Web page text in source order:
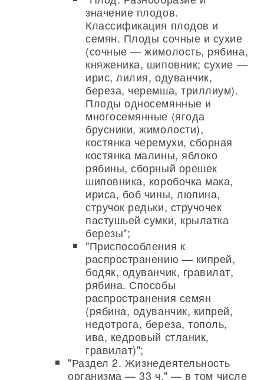
значение плодов.
Классификация плодов и
семян. Плоды сочные и сухие
(сочные — жимолость, рябина,
княженика, шиповник; сухие —
ирис, лилия, одуванчик,
береза, черемша, триллиум).
Плоды односемянные и
многосемянные (ягода
брусники, жимолости),
костянка черемухи, сборная
костянка малины, яблоко
рябины, сборный орешек
шиповника, коробочка мака,
ириса, боб чины, люпина,
стручок редьки, стручочек
пастушьей сумки, крылатка
березы";
"Приспособления к
распространению — кипрей,
бодяк, одуванчик, гравилат,
рябина. Способы
распространения семян
(рябина, одуванчик, кипрей,
недотрога, береза, тополь,
ива, кедровый стланик,
гравилат)";
"Раздел 2. Жизнедеятельность
организма — 33 ч." — в том числе